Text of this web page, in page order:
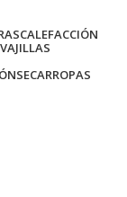
CALEFACCIÓN
SECARROPAS